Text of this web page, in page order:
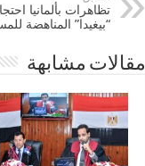
تظاهرات بألمانيا
“بيغيدا” المناهضة
مقالات مشابهة